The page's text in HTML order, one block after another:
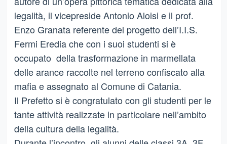
legalità, il vicepreside Antonio Aloisi e il prof.
Enzo Granata referente del progetto dell’I.I.S.
Fermi Eredia che con i suoi studenti si è
occupato della trasformazione in marmellata
delle arance raccolte nel terreno confiscato alla
mafia e assegnato al Comune di Catania.
Il Prefetto si è congratulato con gli studenti per le
tante attività realizzate in particolare nell’ambito
della cultura della legalità.